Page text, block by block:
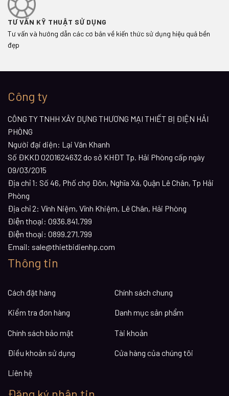
TƯ VẤN KỸ THUẬT SỬ DỤNG
Tư vấn và hướng dẫn các cơ bản về kiến thức sử dụng hiệu quả bền
đẹp
Công ty
CÔNG TY TNHH XÂY DỰNG THƯƠNG MẠI THIẾT BỊ ĐIỆN HẢI
PHÒNG
Người đại diện: Lại Văn Khanh
Số ĐKKD 0201624632 do sở KHĐT Tp. Hải Phòng cấp ngày
09/03/2015
Địa chỉ 1: Số 46, Phố chợ Đôn, Nghĩa Xá, Quận Lê Chân, Tp Hải
Phòng
Địa chỉ 2: Vĩnh Niệm, Vĩnh Khiệm, Lê Chân, Hải Phòng
Điện thoại: 0936.841.799
Điện thoại: 0899.271.799
Email: sale@thietbidienhp.com
Thông tin
Cách đặt hàng Chính sách chung
Kiểm tra đơn hàng Danh mục sản phẩm
Chính sách bảo mật Tài khoản
Điều khoản sử dụng Cửa hàng của chúng tôi
Liên hệ